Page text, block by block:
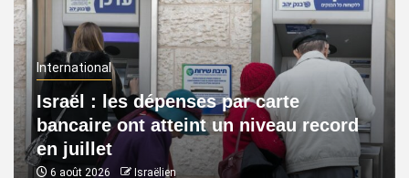
International
Israël : les dépenses par carte
bancaire ont atteint un niveau record
en juillet
6 août 2026 Israëlien